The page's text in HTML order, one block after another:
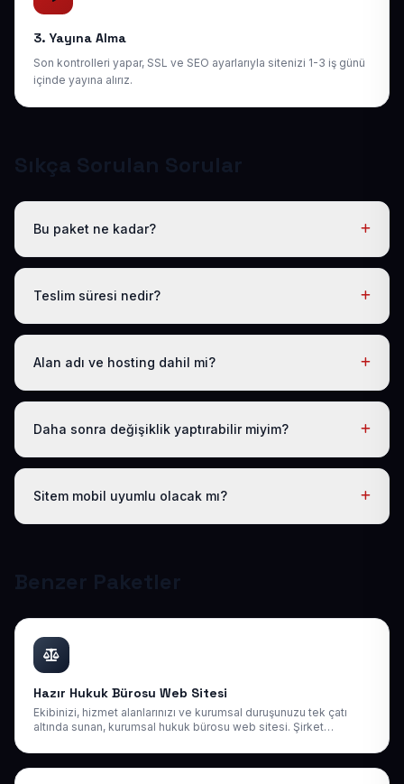
3. Yayına Alma
Son kontrolleri yapar, SSL ve SEO ayarlarıyla sitenizi 1-3 iş günü
içinde yayına alırız.
Sıkça Sorulan Sorular
Bu paket ne kadar?
Tüm sektörel paketlerimiz gibi Hazır Noter / Arabulucu
ücretsiz .com.tr alan adı, hosting, SSL ve temel SEO
dahildir; gizli ücret yoktur.
Teslim süresi nedir?
Logo, iletişim ve tanıtım metinlerinizi ilettikten sonra
Alan adı ve hosting dahil mi?
Evet. Yıllık paket ücretine ücretsiz .com.tr alan adı ve
Daha sonra değişiklik yaptırabilir miyim?
Evet. Teslimden sonra ilk 30 gün ücretsiz revizyon
destek sağlıyoruz. Sonraki yıllarda da uygun bakım
paketlerimiz mevcuttur.
Sitem mobil uyumlu olacak mı?
Google mobil sıralamasına uygundur.
Benzer Paketler
Hazır Hukuk Bürosu Web Sitesi
Ekibinizi, hizmet alanlarınızı ve kurumsal duruşunuzu tek çatı
altında sunan, kurumsal hukuk bürosu web sitesi. Şirket